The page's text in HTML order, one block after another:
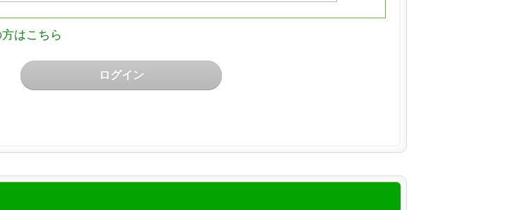
はこちら
ログイン